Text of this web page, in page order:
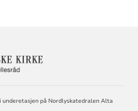
KONTAKTINFORMASJON
FELLESRÅD
på Nordlyskatedralen Alta